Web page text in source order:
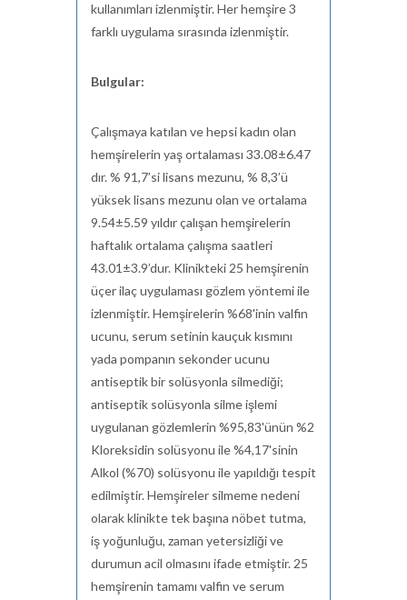
kullanımları izlenmiştir. Her hemşire 3
farklı uygulama sırasında izlenmiştir.
Bulgular:
Çalışmaya katılan ve hepsi kadın olan
hemşirelerin yaş ortalaması 33.08±6.47
dır. % 91,7’si lisans mezunu, % 8,3’ü
yüksek lisans mezunu olan ve ortalama
9.54±5.59 yıldır çalışan hemşirelerin
haftalık ortalama çalışma saatleri
43.01±3.9’dur. Klinikteki 25 hemşirenin
üçer ilaç uygulaması gözlem yöntemi ile
izlenmiştir. Hemşirelerin %68'inin valfin
ucunu, serum setinin kauçuk kısmını
yada pompanın sekonder ucunu
antiseptik bir solüsyonla silmediği;
antiseptik solüsyonla silme işlemi
uygulanan gözlemlerin %95,83'ünün %2
Kloreksidin solüsyonu ile %4,17'sinin
Alkol (%70) solüsyonu ile yapıldığı tespit
edilmiştir. Hemşireler silmeme nedeni
olarak klinikte tek başına nöbet tutma,
iş yoğunluğu, zaman yetersizliği ve
durumun acil olmasını ifade etmiştir. 25
hemşirenin tamamı valfin ve serum